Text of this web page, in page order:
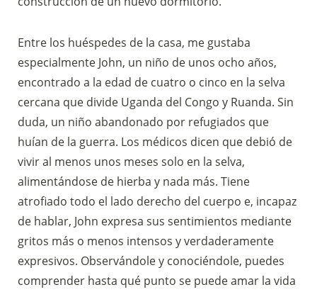
Entre los huéspedes de la casa, me gustaba
especialmente John, un niño de unos ocho años,
encontrado a la edad de cuatro o cinco en la selva
cercana que divide Uganda del Congo y Ruanda. Sin
duda, un niño abandonado por refugiados que
huían de la guerra. Los médicos dicen que debió de
vivir al menos unos meses solo en la selva,
alimentándose de hierba y nada más. Tiene
atrofiado todo el lado derecho del cuerpo e, incapaz
de hablar, John expresa sus sentimientos mediante
gritos más o menos intensos y verdaderamente
expresivos. Observándole y conociéndole, puedes
comprender hasta qué punto se puede amar la vida
Sostieni la Comunità Magnificat
Fai una donazione sul nostro conto
bancario
IBAN:IT49S0200803039000102071988
(clicca per copiare)